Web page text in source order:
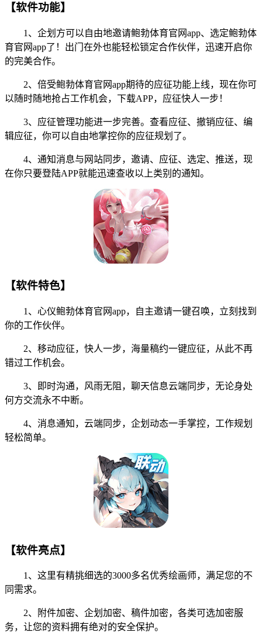
【软件功能】
1、企划方可以自由地邀请鲍勃体育官网app、选定鲍勃体
育官网app了！出门在外也能轻松锁定合作伙伴，迅速开启你
的完美合作。
2、倍受鲍勃体育官网app期待的应征功能上线，现在你可
以随时随地抢占工作机会，下载APP，应征快人一步！
3、应征管理功能进一步完善。查看应征、撤销应征、编
辑应征，你可以自由地掌控你的应征规划了。
4、通知消息与网站同步，邀请、应征、选定、推送，现
在你只要登陆APP就能迅速查收以上类别的通知。
【软件特色】
1、心仪鲍勃体育官网app，自主邀请一键召唤，立刻找到
你的工作伙伴。
2、移动应征，快人一步，海量稿约一键应征，从此不再
错过工作机会。
3、即时沟通，风雨无阻，聊天信息云端同步，无论身处
何方交流永不中断。
4、消息通知，云端同步，企划动态一手掌控，工作规划
轻松简单。
【软件亮点】
1、这里有精挑细选的3000多名优秀绘画师，满足您的不
同需求。
2、附件加密、企划加密、稿件加密，各类可选加密服
务，让您的资料拥有绝对的安全保护。